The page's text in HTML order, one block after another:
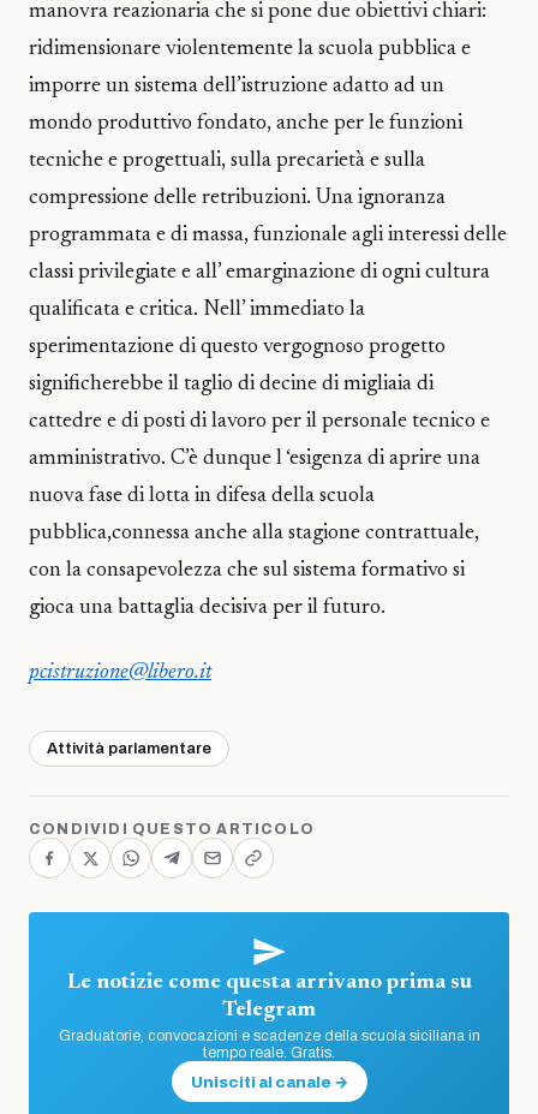
manovra reazionaria che si pone due obiettivi chiari:
ridimensionare violentemente la scuola pubblica e
imporre un sistema dell’istruzione adatto ad un
mondo produttivo fondato, anche per le funzioni
tecniche e progettuali, sulla precarietà e sulla
compressione delle retribuzioni. Una ignoranza
programmata e di massa, funzionale agli interessi delle
classi privilegiate e all’ emarginazione di ogni cultura
qualificata e critica. Nell’ immediato la
sperimentazione​ di questo vergognoso progetto
significherebbe il taglio di decine di migliaia di
cattedre e di posti di lavoro per il personale tecnico e
amministrativo. C’è dunque l ‘esigenza di aprire una
nuova fase di lotta in difesa della scuola
pubblica,connessa anche alla stagione contrattuale,
con la consapevolezza che sul sistema formativo si
gioca una battaglia decisiva per il futuro.
pcistruzione@libero.it
Attività parlamentare
CONDIVIDI QUESTO ARTICOLO
Le notizie come questa arrivano prima su
Telegram
Graduatorie, convocazioni e scadenze della scuola siciliana in
tempo reale. Gratis.
Unisciti al canale →